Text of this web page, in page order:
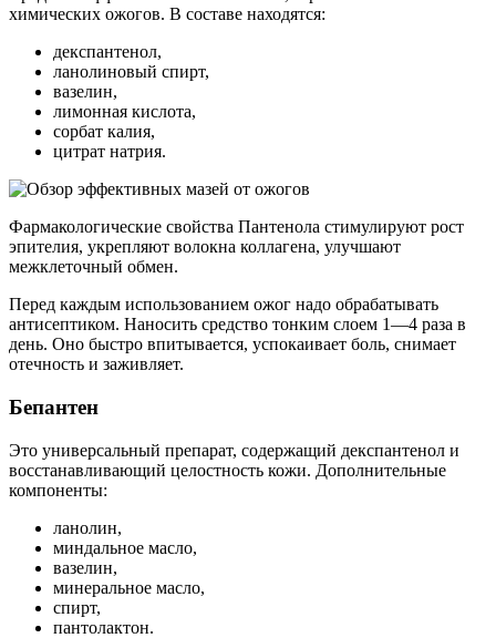
химических ожогов. В составе находятся:
декспантенол,
ланолиновый спирт,
вазелин,
лимонная кислота,
сорбат калия,
цитрат натрия.
Фармакологические свойства Пантенола стимулируют рост
эпителия, укрепляют волокна коллагена, улучшают
межклеточный обмен.
Перед каждым использованием ожог надо обрабатывать
антисептиком. Наносить средство тонким слоем 1—4 раза в
день. Оно быстро впитывается, успокаивает боль, снимает
отечность и заживляет.
Бепантен
Это универсальный препарат, содержащий декспантенол и
восстанавливающий целостность кожи. Дополнительные
компоненты:
ланолин,
миндальное масло,
вазелин,
минеральное масло,
спирт,
пантолактон.